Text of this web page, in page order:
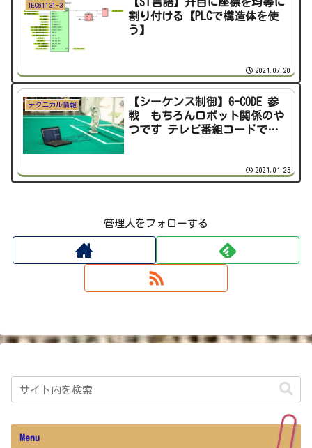
IEC61131-3
【ST言語】升目に座標を均等に
割り付ける【PLCで構造体を使
う】
2021.07.20
テクニカル情報
【シーケンス制御】G-CODE 参
戦 もちろんロボット関係のや
つです テレビ番組コードでは
2021.01.23
管理人をフォローする
Menu